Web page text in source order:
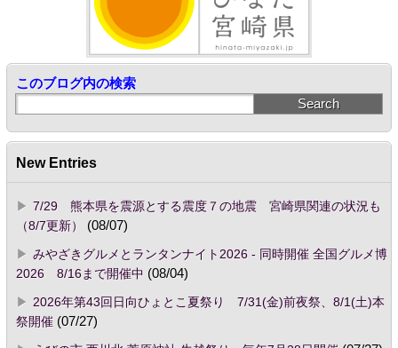
このブログ内の検索
New Entries
7/29 熊本県を震源とする震度７の地震 宮崎県関連の状況も
（8/7更新）
(08/07)
みやざきグルメとランタンナイト2026 - 同時開催 全国グルメ博
2026 8/16まで開催中 (08/04)
2026年第43回日向ひょとこ夏祭り 7/31(金)前夜祭、8/1(土)本
祭開催(07/27)